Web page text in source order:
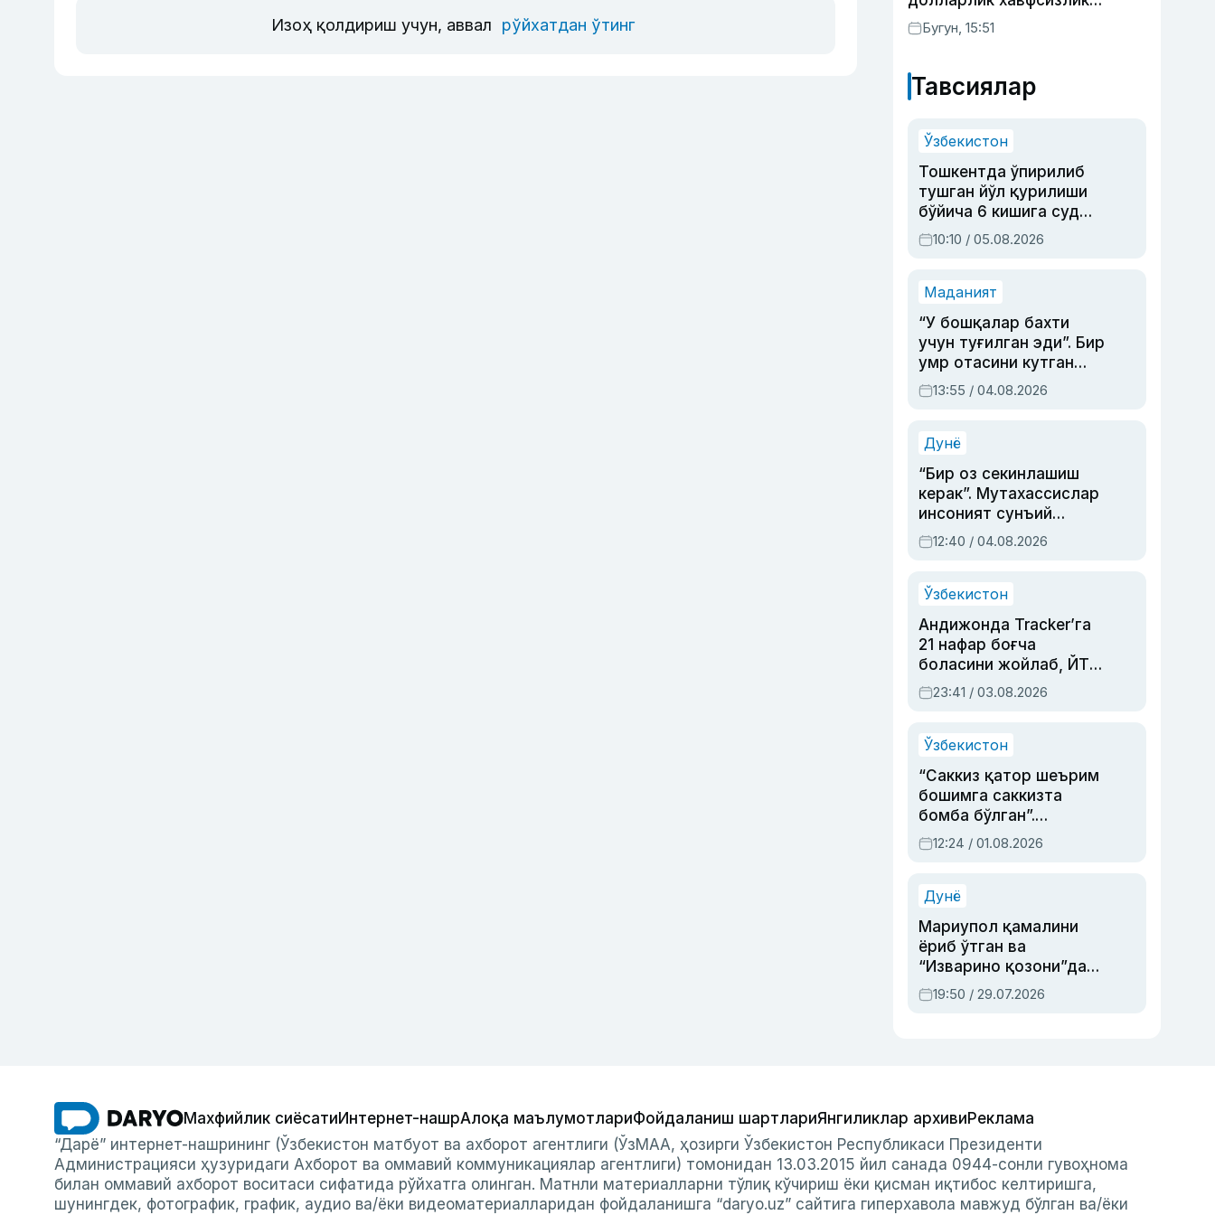
Изоҳ қолдириш учун, аввал рўйхатдан ўтинг
ёрдами бермоқчи
Бугун, 15:51
Тавсиялар
Ўзбекистон
Тошкентда ўпирилиб
тушган йўл қурилиши
бўйича 6 кишига суд
ҳукми ўқилди
10:10 / 05.08.2026
Маданият
“У бошқалар бахти
учун туғилган эди”. Бир
умр отасини кутган
актриса ва дубльяж
устаси Римма
синовларга тўла ҳаёти
13:55 / 04.08.2026
Дунё
“Бир оз секинлашиш
керак”. Мутахассислар
инсоният сунъий
интеллектни бошқара
олмай қолишидан
12:40 / 04.08.2026
Ўзбекистон
Андижонда Tracker’га
21 нафар боғча
боласини жойлаб, ЙТҲ
содир этган аёлга суд
ҳукми ўқилди
23:41 / 03.08.2026
Ўзбекистон
“Саккиз қатор шеърим
бошимга саккизта
бомба бўлган”.
Абдулла Ориповни
сиёсий айбловлардан
12:24 / 01.08.2026
Дунё
Мариупол қамалини
ёриб ўтган ва
“Изварино қозони”дан
чиққан қаҳрамон —
Украина армияси бош
19:50 / 29.07.2026
Махфийлик сиёсатиИнтернет-нашрАлоқа маълумотлариФойдаланиш шартлариЯнгиликлар архивиРеклама
“Дарё” интернет-нашрининг (Ўзбекистон матбуот ва ахборот агентлиги (ЎзМАА, ҳозирги Ўзбекистон Республикаси Президенти
Администрацияси ҳузуридаги Ахборот ва оммавий коммуникациялар агентлиги) томонидан 13.03.2015 йил санада 0944-сонли гувоҳнома
билан оммавий ахборот воситаси сифатида рўйхатга олинган. Матнли материалларни тўлиқ кўчириш ёки қисман иқтибос келтиришга,
шунингдек, фотографик, график, аудио ва/ёки видеоматериалларидан фойдаланишга “daryo.uz” сайтига гиперхавола мавжуд бўлган ва/ёки